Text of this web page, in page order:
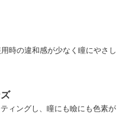
時の違和感が少なく瞳にやさし
ィングし、瞳にも瞼にも色素が